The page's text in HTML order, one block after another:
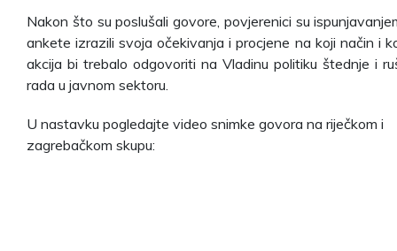
Nakon što su poslušali govore, povjerenici su
ankete izrazili svoja očekivanja i procjene na koji način i
akcija bi trebalo odgovoriti na Vladinu politiku štednje i
rada u javnom sektoru.
U nastavku pogledajte video snimke govora na riječkom i
zagrebačkom skupu: